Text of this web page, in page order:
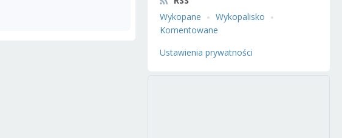
Wykopane
Wykopalisko
Komentowane
Ustawienia prywatności